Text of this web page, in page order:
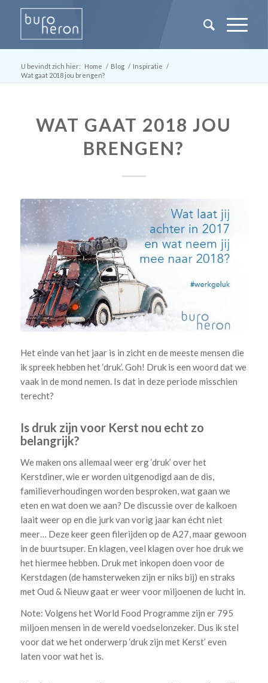
U bevindt zich hier: Home / Blog / Inspiratie /
Wat gaat 2018 jou brengen?
WAT GAAT 2018 JOU
BRENGEN?
Het einde van het jaar is in zicht en de meeste mensen die
ik spreek hebben het ‘druk’. Goh! Druk is een woord dat we
vaak in de mond nemen. Is dat in deze periode misschien
terecht?
Is druk zijn voor Kerst nou echt zo
belangrijk?
We maken ons allemaal weer erg ‘druk’ over het
Kerstdiner, wie er worden uitgenodigd aan de dis,
familieverhoudingen worden besproken, wat gaan we
eten en wat doen we aan? De discussie over de kalkoen
laait weer op en die jurk van vorig jaar kan écht niet
meer… Deze keer geen filerijden op de A27, maar gewoon
in de buurtsuper. En klagen, veel klagen over hoe druk we
het hiermee hebben. Druk met inkopen doen voor de
Kerstdagen (de hamsterweken zijn er niks bij) en straks
met Oud & Nieuw gaat er weer voor miljoenen de lucht in.
Note: Volgens het World Food Programme zijn er 795
miljoen mensen in de wereld voedselonzeker. Dus ik stel
voor dat we het onderwerp ‘druk zijn met Kerst’ even
laten voor wat het is.